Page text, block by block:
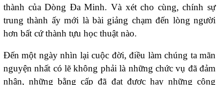
thành của Dòng Đa Minh. Và xét cho cùng, chính sự
trung thành ấy mới là bài giảng chạm đến lòng người
hơn bất cứ thành tựu học thuật nào.
Đến một ngày nhìn lại cuộc đời, điều làm chúng ta mãn
nguyện nhất có lẽ không phải là những chức vụ đã đảm
nhận, những bằng cấp đã đạt được hay những công